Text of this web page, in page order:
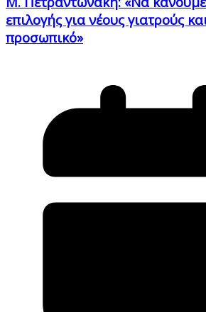
επιλογής για νέους γιατρούς
προσωπικό»